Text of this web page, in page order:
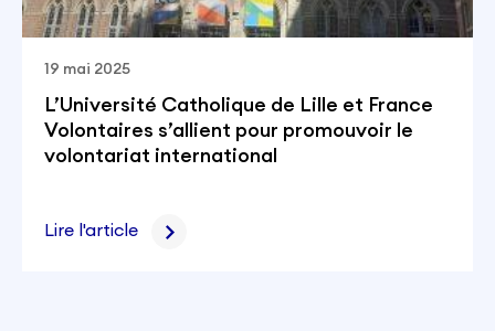
19 mai 2025
L’Université Catholique de Lille et France
Volontaires s’allient pour promouvoir le
volontariat international
Lire l'article